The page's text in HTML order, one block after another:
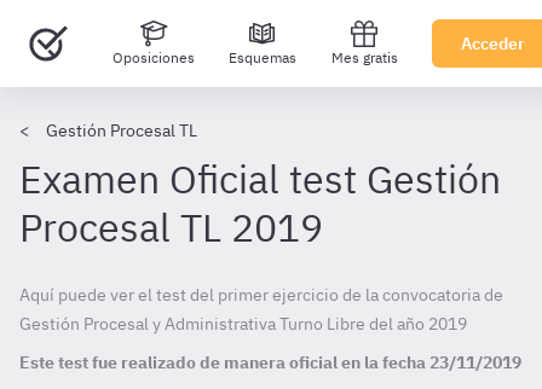
Oposiciones Esquemas Mes gratis
Acceder
Gestión Procesal TL
Examen Oficial test Gestión
Procesal TL 2019
Aquí puede ver el test del primer ejercicio de la convocatoria de
Gestión Procesal y Administrativa Turno Libre del año 2019
Este test fue realizado de manera oficial en la fecha 23/11/2019